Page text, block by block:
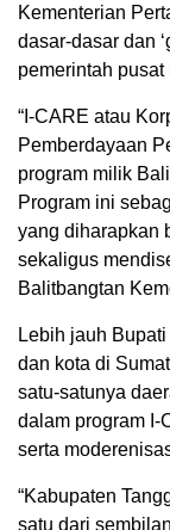
Kementerian
dasar-dasar dan
pemerintah
“I-CARE atau
Pemberdayaan
program milik
Program ini
yang diharapkan
sekaligus
Balitbangtan
Lebih jauh
dan kota di
satu-satunya
dalam program I-
serta
“Kabupaten
satu dari